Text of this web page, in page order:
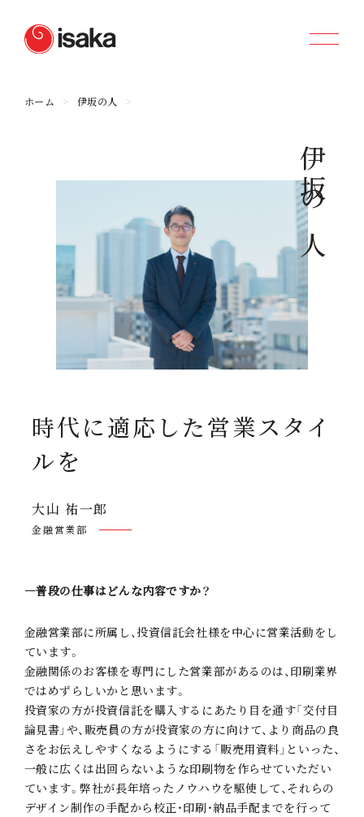
ホーム 伊坂の人
伊
坂
の
人
時代に適応した営業スタイ
ルを
大山 祐一郎
金融営業部
―普段の仕事はどんな内容ですか？
金融営業部に所属し、投資信託会社様を中心に営業活動をし
ています。
金融関係のお客様を専門にした営業部があるのは、印刷業界
ではめずらしいかと思います。
投資家の方が投資信託を購入するにあたり目を通す「交付目
論見書」や、販売員の方が投資家の方に向けて、より商品の良
さをお伝えしやすくなるようにする「販売用資料」といった、
一般に広くは出回らないような印刷物を作らせていただい
ています。弊社が長年培ったノウハウを駆使して、それらの
デザイン制作の手配から校正・印刷・納品手配までを行って